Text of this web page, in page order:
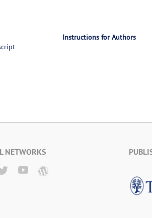
Instructions for Authors
NETWORKS